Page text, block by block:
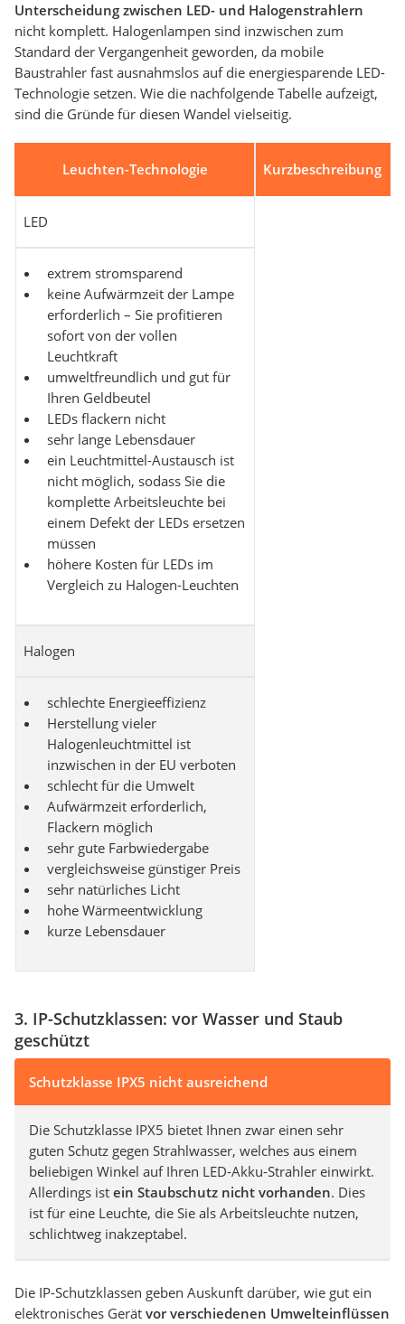
Unterscheidung zwischen LED- und Halogenstrahlern
nicht komplett. Halogenlampen sind inzwischen zum
Standard der Vergangenheit geworden, da mobile
Baustrahler fast ausnahmslos auf die energiesparende LED-
Technologie setzen. Wie die nachfolgende Tabelle aufzeigt,
sind die Gründe für diesen Wandel vielseitig.
Leuchten-Technologie Kurzbeschreibung
LED
extrem stromsparend
keine Aufwärmzeit der Lampe
erforderlich – Sie profitieren
sofort von der vollen
Leuchtkraft
umweltfreundlich und gut für
Ihren Geldbeutel
LEDs flackern nicht
sehr lange Lebensdauer
ein Leuchtmittel-Austausch ist
nicht möglich, sodass Sie die
komplette Arbeitsleuchte bei
einem Defekt der LEDs ersetzen
müssen
höhere Kosten für LEDs im
Vergleich zu Halogen-Leuchten
Halogen
schlechte Energieeffizienz
Herstellung vieler
Halogenleuchtmittel ist
inzwischen in der EU verboten
schlecht für die Umwelt
Aufwärmzeit erforderlich,
Flackern möglich
sehr gute Farbwiedergabe
vergleichsweise günstiger Preis
sehr natürliches Licht
hohe Wärmeentwicklung
kurze Lebensdauer
3. IP-Schutzklassen: vor Wasser und Staub
geschützt
Schutzklasse IPX5 nicht ausreichend
Die Schutzklasse IPX5 bietet Ihnen zwar einen sehr
guten Schutz gegen Strahlwasser, welches aus einem
beliebigen Winkel auf Ihren LED-Akku-Strahler einwirkt.
Allerdings ist ein Staubschutz nicht vorhanden. Dies
ist für eine Leuchte, die Sie als Arbeitsleuchte nutzen,
schlichtweg inakzeptabel.
Die IP-Schutzklassen geben Auskunft darüber, wie gut ein
elektronisches Gerät vor verschiedenen Umwelteinflüssen